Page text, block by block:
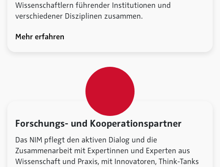
Wissenschaftlern führender Institutionen und
verschiedener Disziplinen zusammen.
Mehr erfahren
Forschungs- und Kooperationspartner
Das NIM pflegt den aktiven Dialog und die
Zusammenarbeit mit Expertinnen und Experten aus
Wissenschaft und Praxis, mit Innovatoren, Think-Tanks